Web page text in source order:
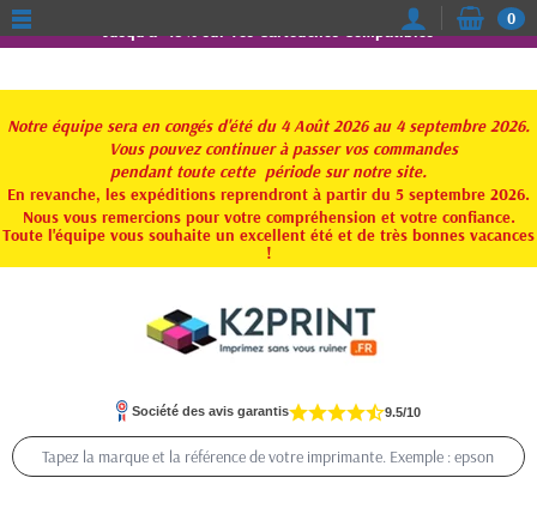
Jusqu'à -15% sur vos Cartouches Compatibles
Notre équipe sera en congés d'été du 4 Août 2026 au 4 septembre 2026.
Vous pouvez continuer à passer vos commandes
pendant toute cette période sur notre site.
En revanche, les expéditions reprendront à partir du 5 septembre 2026.
Nous vous remercions pour votre compréhension et votre confiance.
Toute l'équipe vous souhaite un excellent été et de très bonnes vacances
!
0
Société des avis garantis 9.5/10